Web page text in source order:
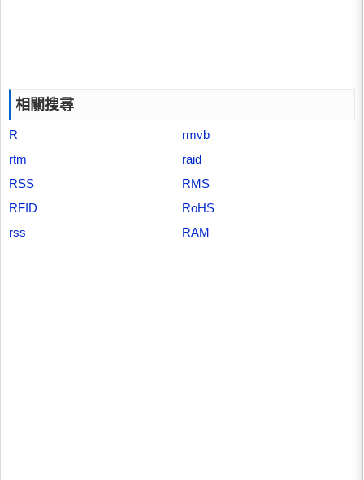
相關搜尋
R
rmvb
rtm
raid
RSS
RMS
RFID
RoHS
rss
RAM